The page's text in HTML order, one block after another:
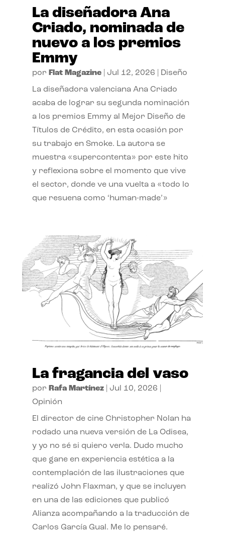
La diseñadora Ana
Criado, nominada de
nuevo a los premios
Emmy
por Flat Magazine| Jul 12, 2026 Diseño
La diseñadora valenciana Ana Criado
acaba de lograr su segunda nominación
a los premios Emmy al Mejor Diseño de
Títulos de Crédito, en esta ocasión por
su trabajo en Smoke. La autora se
muestra «supercontenta» por este hito
y reflexiona sobre el momento que vive
el sector, donde ve una vuelta a «todo lo
que resuena como ‘human-made’»
La fragancia del vaso
por Rafa Martínez| Jul 10, 2026
Opinión
El director de cine Christopher Nolan ha
rodado una nueva versión de La Odisea,
y yo no sé si quiero verla. Dudo mucho
que gane en experiencia estética a la
contemplación de las ilustraciones que
realizó John Flaxman, y que se incluyen
en una de las ediciones que publicó
Alianza acompañando a la traducción de
Carlos García Gual. Me lo pensaré.